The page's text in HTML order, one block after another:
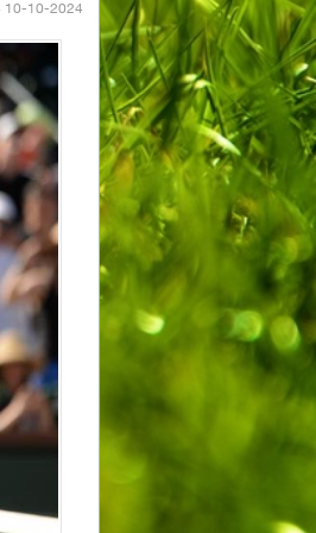
10-10-2024 12:44 PM